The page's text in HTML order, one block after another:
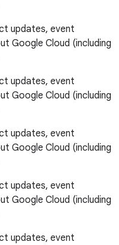
updates, event
Google Cloud (including
updates, event
Google Cloud (including
updates, event
Google Cloud (including
updates, event
Google Cloud (including
updates, event